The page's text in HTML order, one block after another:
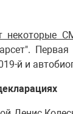
некоторые
й и